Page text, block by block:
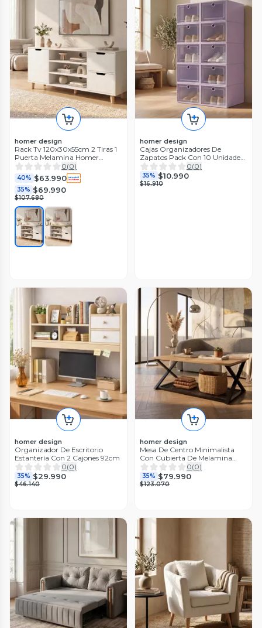
homer design
Rack Tv 120x30x55cm 2 Tiras 1
Puerta Melamina Homer
Design
0(0)
40% $63.990
35% $69.990
$107.680
homer design
Cajas Organizadores De
Zapatos Pack Con 10 Unidades
Homer Color Morado
0(0)
35% $10.990
$16.910
homer design
Organizador De Escritorio
Estantería Con 2 Cajones 92cm
0(0)
35% $29.990
$46.140
homer design
Mesa De Centro Minimalista
Con Cubierta De Melamina
60x120cm Marrón Claro
0(0)
35% $79.990
$123.070